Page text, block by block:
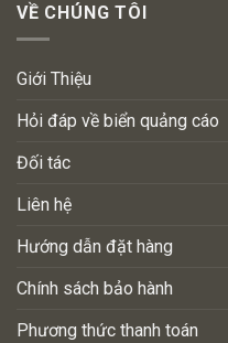
VỀ CHÚNG TÔI
Giới Thiệu
Hỏi đáp về biển quảng cáo
Đối tác
Liên hệ
Hướng dẫn đặt hàng
Chính sách bảo hành
Phương thức thanh toán